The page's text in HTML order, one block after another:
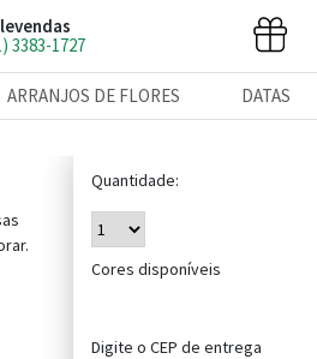
3383-1727
ARRANJOS DE FLORES DATAS
Quantidade:
Cores disponíveis
Digite o CEP de entrega